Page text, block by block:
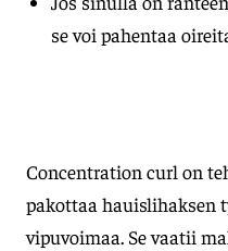
se voi pahentaa
Concentration curl on
pakottaa hauislihaksen
vipuvoimaa. Se vaatii